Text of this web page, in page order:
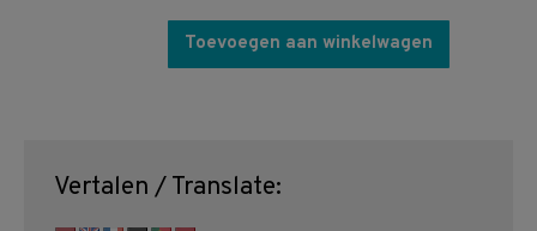
Toevoegen aan winkelwagen
Vertalen / Translate: